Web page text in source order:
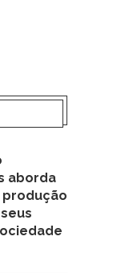
aborda
produção